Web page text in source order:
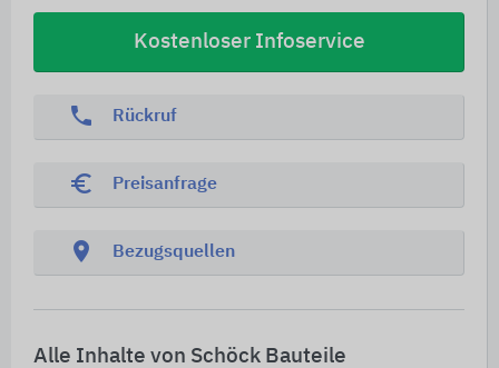
Kostenloser Infoservice
phone Rückruf
euro_symbol Preisanfrage
location_on Bezugsquellen
Alle Inhalte von Schöck Bauteile